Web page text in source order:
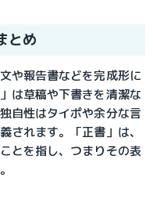
とめ
や報告書などを完成形に
は草稿や下書きを清潔な
自性はタイポや余分な言
されます。「正書」は、
とを指し、つまりその表